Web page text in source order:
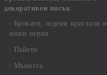
декоративен пясък
Брокати, ледени кристали и
мини перли
Пайети
Мъниста